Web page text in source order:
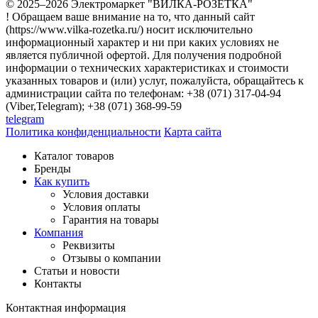
© 2025–2026 Электромаркет "ВИЛКА-РОЗЕТКА"
! Обращаем ваше внимание на то, что данный сайт
(https://www.vilka-rozetka.ru/) носит исключительно
информационный характер и ни при каких условиях не
является публичной офертой. Для получения подробной
информации о технических характеристиках и стоимости
указанных товаров и (или) услуг, пожалуйста, обращайтесь к
администрации сайта по телефонам: +38 (071) 317-04-94
(Viber,Telegram); +38 (071) 368-99-59
telegram
Политика конфиденциальности Карта сайта
Каталог товаров
Бренды
Как купить
Условия доставки
Условия оплаты
Гарантия на товары
Компания
Реквизиты
Отзывы о компании
Статьи и новости
Контакты
Контактная информация